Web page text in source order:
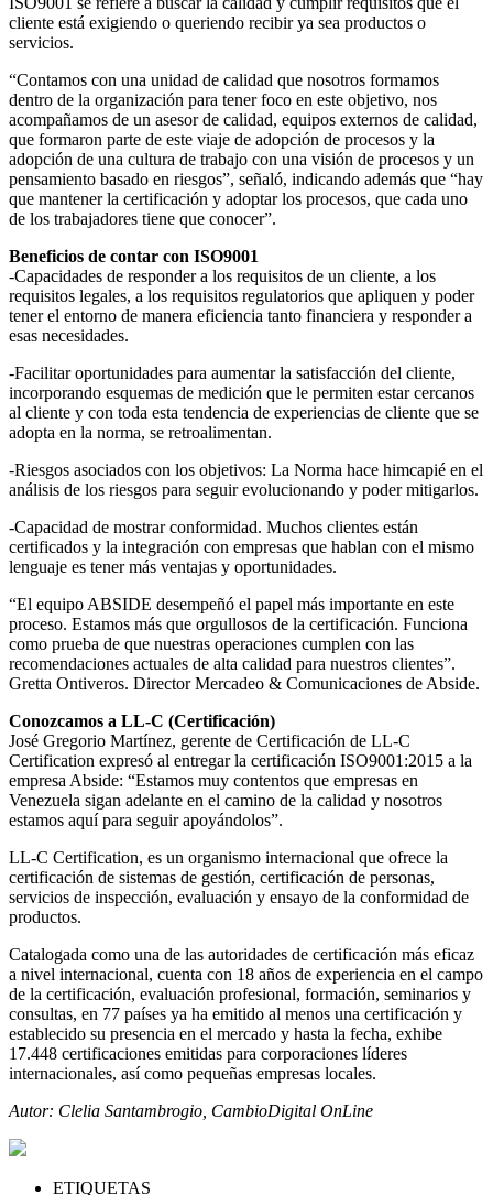
cliente está exigiendo o queriendo recibir ya sea productos o
servicios.
“Contamos con una unidad de calidad que nosotros formamos
dentro de la organización para tener foco en este objetivo, nos
acompañamos de un asesor de calidad, equipos externos de calidad,
que formaron parte de este viaje de adopción de procesos y la
adopción de una cultura de trabajo con una visión de procesos y un
pensamiento basado en riesgos”, señaló, indicando además que “hay
que mantener la certificación y adoptar los procesos, que cada uno
de los trabajadores tiene que conocer”.
Beneficios de contar con ISO9001
-Capacidades de responder a los requisitos de un cliente, a los
requisitos legales, a los requisitos regulatorios que apliquen y poder
tener el entorno de manera eficiencia tanto financiera y responder a
esas necesidades.
-Facilitar oportunidades para aumentar la satisfacción del cliente,
incorporando esquemas de medición que le permiten estar cercanos
al cliente y con toda esta tendencia de experiencias de cliente que se
adopta en la norma, se retroalimentan.
-Riesgos asociados con los objetivos: La Norma hace himcapié en el
análisis de los riesgos para seguir evolucionando y poder mitigarlos.
-Capacidad de mostrar conformidad. Muchos clientes están
certificados y la integración con empresas que hablan con el mismo
lenguaje es tener más ventajas y oportunidades.
“El equipo ABSIDE desempeñó el papel más importante en este
proceso. Estamos más que orgullosos de la certificación. Funciona
como prueba de que nuestras operaciones cumplen con las
recomendaciones actuales de alta calidad para nuestros clientes”.
Gretta Ontiveros. Director Mercadeo & Comunicaciones de Abside.
Conozcamos a LL-C (Certificación)
José Gregorio Martínez, gerente de Certificación de LL-C
Certification expresó al entregar la certificación ISO9001:2015 a la
empresa Abside: “Estamos muy contentos que empresas en
Venezuela sigan adelante en el camino de la calidad y nosotros
estamos aquí para seguir apoyándolos”.
LL-C Certification, es un organismo internacional que ofrece la
certificación de sistemas de gestión, certificación de personas,
servicios de inspección, evaluación y ensayo de la conformidad de
productos.
Catalogada como una de las autoridades de certificación más eficaz
a nivel internacional, cuenta con 18 años de experiencia en el campo
de la certificación, evaluación profesional, formación, seminarios y
consultas, en 77 países ya ha emitido al menos una certificación y
establecido su presencia en el mercado y hasta la fecha, exhibe
17.448 certificaciones emitidas para corporaciones líderes
internacionales, así como pequeñas empresas locales.
Autor: Clelia Santambrogio, CambioDigital OnLine
ETIQUETAS